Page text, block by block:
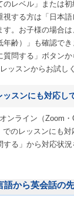
レベル」または初
視する方は「日本
す。お子様の場合
年齢）」も確認で
問する」ボタンか
ッスンからお試し
スンにも対応し
ンライン（Zoom・
のレッスンにも
する」から対応状況
語から英会話の